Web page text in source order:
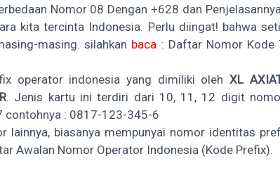
Nomor 08 Dengan +628 dan
kita tercinta Indonesia. Perlu diingat! bahwa
masing. silahkan baca : Daftar Nomor Kode
operator indonesia yang dimiliki olehXL
. Jenis kartu ini terdiri dari 10, 11, 12 digit
contohnya : 0817-123-345-6
lainnya, biasanya mempunyai nomor identitas
Awalan Nomor Operator Indonesia (Kode Prefix).